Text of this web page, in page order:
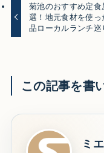
菊池のおすすめ定食
選！地元食材を使っ
品ローカルランチ巡
この記事を書
ミ